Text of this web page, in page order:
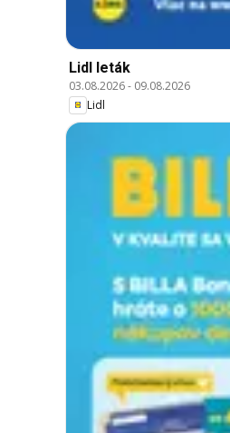
Lidl leták
03.08.2026- 09.08.2026
Lidl